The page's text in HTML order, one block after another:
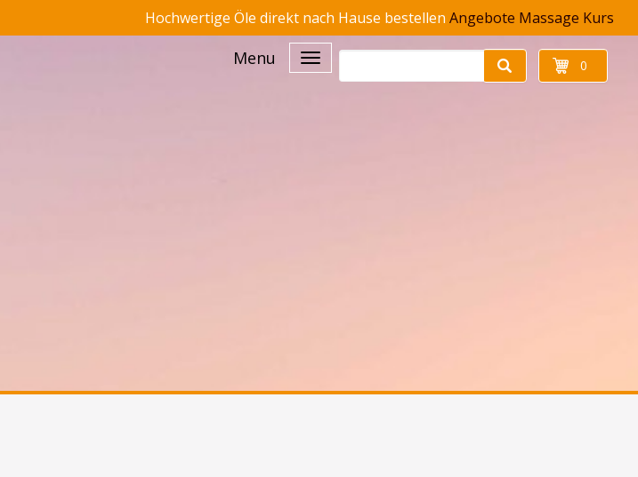
Hochwertige Öle direkt nach Hause bestellenAngebote Massage Kurs
Menu 0